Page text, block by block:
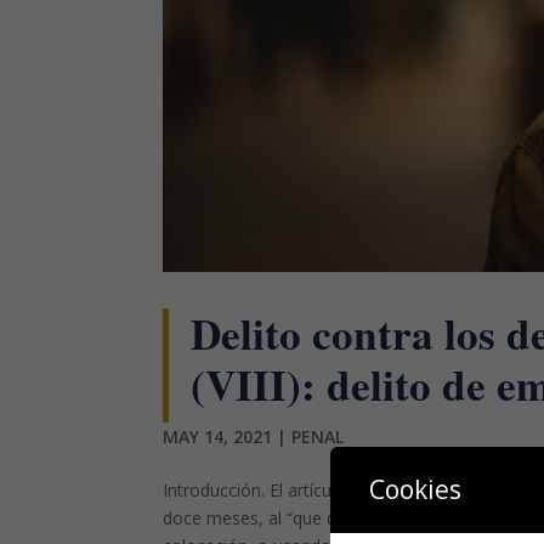
Delito contra los
(VIII): delito de
MAY 14, 2021 | PENAL
Introducción. El artículo 313 del Código Penal
doce meses, al “que determinare o
Cookies